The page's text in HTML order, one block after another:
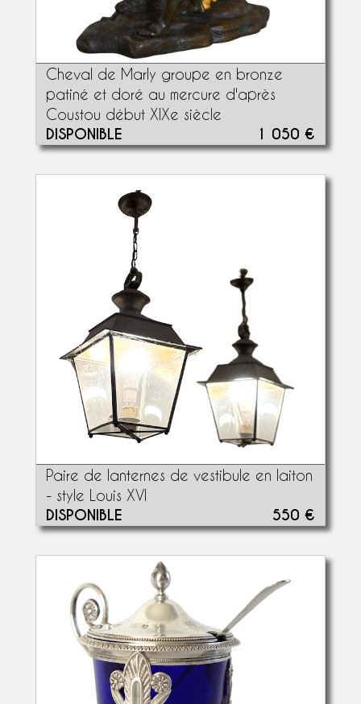
Cheval de Marly groupe en bronze
patiné et doré au mercure d'après
Coustou début XIXe siècle
DISPONIBLE 1 050 €
Paire de lanternes de vestibule en laiton
- style Louis XVI
DISPONIBLE 550 €